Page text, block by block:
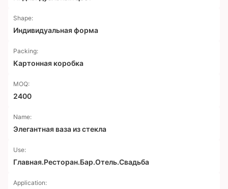
Shape:
Индивидуальная форма
Packing:
Картонная коробка
MOQ:
2400
Name:
Элегантная ваза из стекла
Use:
Главная.Ресторан.Бар.Отель.Свадьба
Application: